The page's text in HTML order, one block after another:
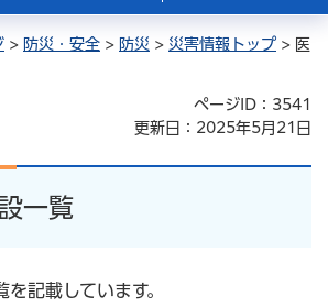
> 防災・安全 > 防災 > 災害情報トップ > 医
ページID：3541
更新日：2025年5月21日
一覧
記載しています。